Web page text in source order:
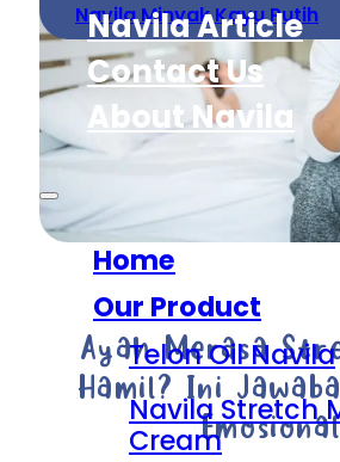
Navila Minyak Kayu Putih
Navila Article
Contact Us
About Navila
Home
Our Product
Telon Oil Navila
Navila Stretch
Cream
Ayah Merasa
Hamil? Ini